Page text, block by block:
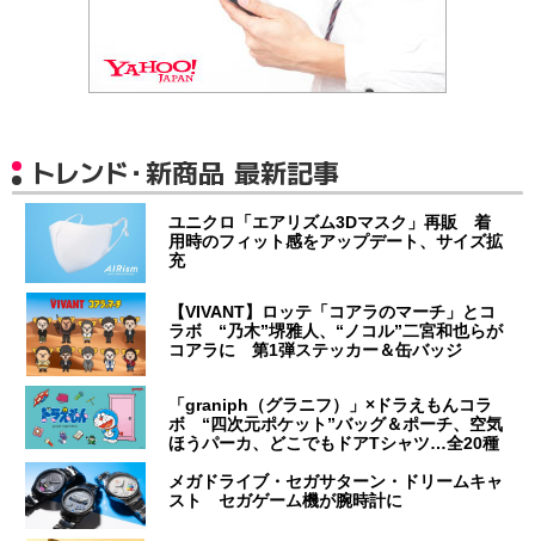
トレンド・新商品 最新記事
ユニクロ「エアリズム3Dマスク」再販 着
用時のフィット感をアップデート、サイズ拡
充
【VIVANT】ロッテ「コアラのマーチ」とコ
ラボ “乃木”堺雅人、“ノコル”二宮和也らが
コアラに 第1弾ステッカー＆缶バッジ
「graniph（グラニフ）」×ドラえもんコラ
ボ “四次元ポケット”バッグ＆ポーチ、空気
ほうパーカ、どこでもドアTシャツ…全20種
メガドライブ・セガサターン・ドリームキャ
スト セガゲーム機が腕時計に